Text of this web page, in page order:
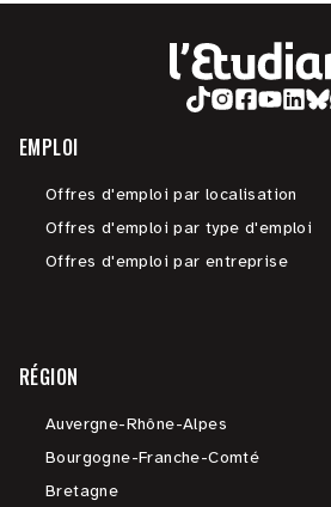
EMPLOI
Offres d'emploi par localisation
Offres d'emploi par type d'emploi
Offres d'emploi par entreprise
RÉGION
Auvergne-Rhône-Alpes
Bourgogne-Franche-Comté
Bretagne